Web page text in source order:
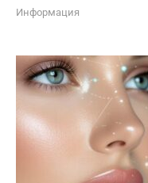
Информация